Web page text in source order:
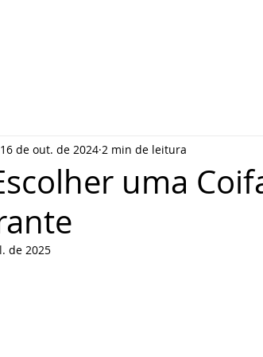
uma
16 de out. de 2024 2 min de leitura
de 2025